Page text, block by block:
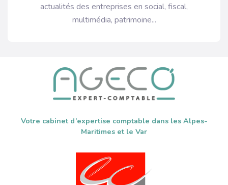
actualités des entreprises en social, fiscal,
multimédia, patrimoine...
Votre cabinet d’expertise comptable dans les Alpes-
Maritimes et le Var